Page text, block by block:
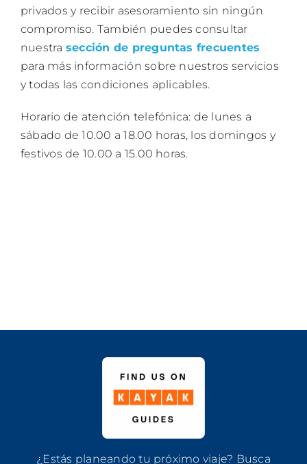
privados y recibir asesoramiento sin ningún
compromiso. También puedes consultar
nuestra sección de preguntas frecuentes
para más información sobre nuestros servicios
y todas las condiciones aplicables.
Horario de atención telefónica: de lunes a
sábado de 10.00 a 18.00 horas, los domingos y
festivos de 10.00 a 15.00 horas.
¿Estás planeando tu próximo viaje? Busca